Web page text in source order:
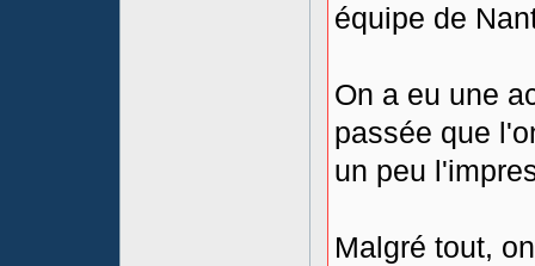
équipe de
On a eu une
passée que
un peu
Malgré tout,